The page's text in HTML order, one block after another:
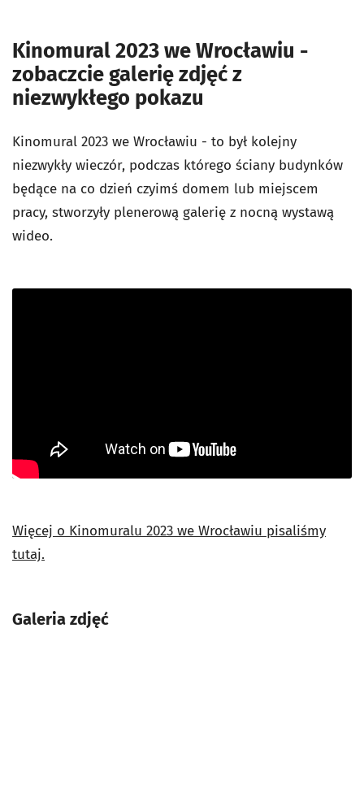
Kinomural 2023 we Wrocławiu -
zobaczcie galerię zdjęć z
niezwykłego pokazu
Kinomural 2023 we Wrocławiu - to był kolejny
niezwykły wieczór, podczas którego ściany budynków
będące na co dzień czyimś domem lub miejscem
pracy, stworzyły plenerową galerię z nocną wystawą
wideo.
Więcej o Kinomuralu 2023 we Wrocławiu pisaliśmy
tutaj.
Galeria zdjęć